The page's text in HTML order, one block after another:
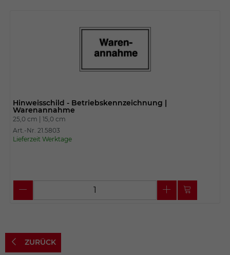
Hinweisschild - Betriebskennzeichnung |
Warenannahme
25,0 cm | 15,0 cm
Art.-Nr. 21.5803
Lieferzeit Werktage
ZURÜCK